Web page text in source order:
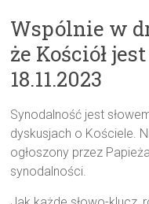
Wspólnie w
że Kościół
18.11.2023
Synodalność jest
dyskusjach o Kościele.
ogłoszony przez
synodalności.